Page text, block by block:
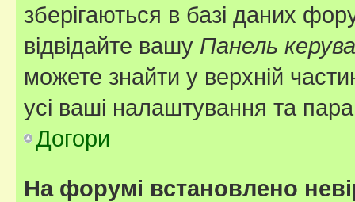
зберігаються в базі даних
відвідайте вашу Панель
можете знайти у верхній
усі ваші налаштування та
Догори
На форумі встановлено